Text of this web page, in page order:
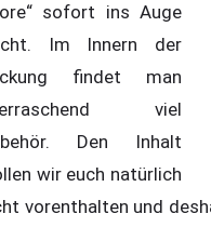
sofort ins Auge
Im Innern der
findet man
viel
Den Inhalt
wir euch natürlich
vorenthalten und